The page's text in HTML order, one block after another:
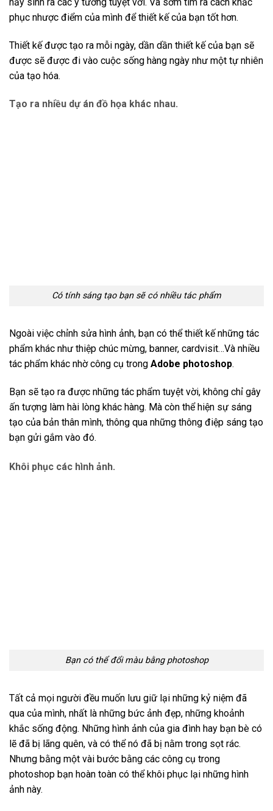
nảy sinh ra các ý tưởng tuyệt vời. Và sớm tìm ra cách khắc
phục nhược điểm của mình để thiết kế của bạn tốt hơn.
Thiết kế được tạo ra mỗi ngày, dần dần thiết kế của bạn sẽ
được sẽ được đi vào cuộc sống hàng ngày như một tự nhiên
của tạo hóa.
Tạo ra nhiều dự án đồ họa khác nhau.
Có tính sáng tạo bạn sẽ có nhiều tác phẩm
Ngoài việc chỉnh sửa hình ảnh, bạn có thể thiết kế những tác
phẩm khác như thiệp chúc mừng, banner, cardvisit…Và nhiều
tác phẩm khác nhờ công cụ trong Adobe photoshop.
Bạn sẽ tạo ra được những tác phẩm tuyệt vời, không chỉ gây
ấn tượng làm hài lòng khác hàng. Mà còn thể hiện sự sáng
tạo của bản thân mình, thông qua những thông điệp sáng tạo
bạn gửi gắm vào đó.
Khôi phục các hình ảnh.
Bạn có thể đổi màu bằng photoshop
Tất cả mọi người đều muốn lưu giữ lại những kỷ niệm đã
qua của mình, nhất là những bức ảnh đẹp, những khoảnh
khắc sống động. Những hình ảnh của gia đình hay bạn bè có
lẽ đã bị lãng quên, và có thể nó đã bị nằm trong sọt rác.
Nhưng bằng một vài bước bằng các công cụ trong
photoshop bạn hoàn toàn có thể khôi phục lại những hình
ảnh này.